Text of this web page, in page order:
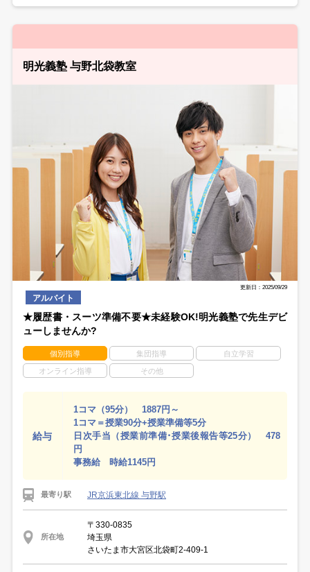
明光義塾 与野北袋教室
更新日：2025/09/29
アルバイト
★履歴書・スーツ準備不要★未経験OK!明光義塾で先生デビ
ューしませんか?
個別指導 集団指導 自立学習
オンライン指導 その他
給与
1コマ（95分） 1887円～
1コマ＝授業90分+授業準備等5分
日次手当（授業前準備･授業後報告等25分） 478
円
事務給 時給1145円
最寄り駅 JR京浜東北線 与野駅
所在地
〒330-0835
埼玉県
さいたま市大宮区北袋町2‐409‐1